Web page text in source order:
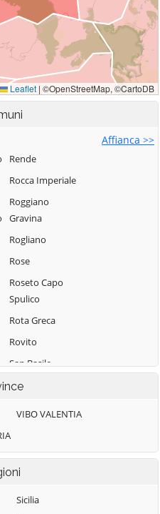
Affianca >>
Rende
Rocca Imperiale
Roggiano
Gravina
Rogliano
Rose
Roseto Capo
Spulico
Rota Greca
Rovito
San Basile
San Benedetto
Albanese
San Demetrio
Corone
San Donato di
VIBO VALENTIA
Sicilia